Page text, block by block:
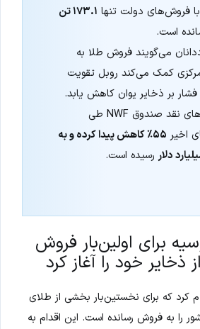
فروش‌های دولت تنها ۱۷۳.۱ تن
است.
می‌گویند فروش طلا به
کمک می‌کند روبل تقویت
بر ذخایر یوان کاهش یابد.
دارایی‌های نقد صندوق NWF طی
اخیر
۵۵٪ کاهش پیدا کرده و به
رسیده است.
برای اولین‌بار فروش
ذخایر خود را آغاز کرد
کرد که برای نخستین‌بار بخشی از طلای
را به فروش رسانده است. این اقدام به